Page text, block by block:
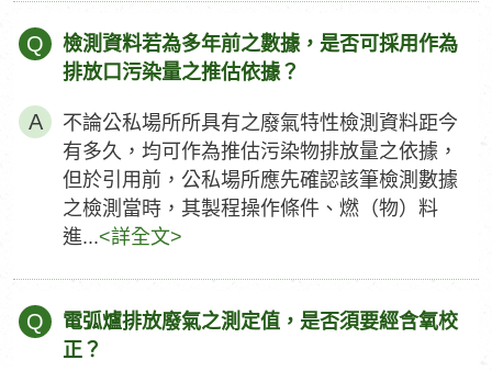
Q
檢測資料若為多年前之數據，是否可採用作為
排放口污染量之推估依據？
不論公私場所所具有之廢氣特性檢測資料距今
有多久，均可作為推估污染物排放量之依據，
但於引用前，公私場所應先確認該筆檢測數據
之檢測當時，其製程操作條件、燃（物）料
進...<詳全文>
Q
電弧爐排放廢氣之測定值，是否須要經含氧校
正？